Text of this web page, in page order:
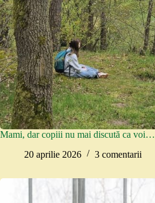
Mami, dar copiii nu mai discută ca voi…
20 aprilie 2026
3 comentarii